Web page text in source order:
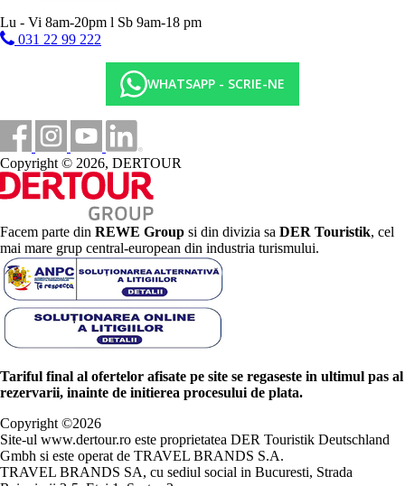
Lu - Vi 8am-20pm l Sb 9am-18 pm
031 22 99 222
WHATSAPP - SCRIE-NE
Copyright © 2026, DERTOUR
Facem parte din REWE Group si din divizia sa DER Touristik, cel
mai mare grup central-european din industria turismului.
Tariful final al ofertelor afisate pe site se regaseste in ultimul pas al
rezervarii, inainte de initierea procesului de plata.
Copyright ©2026
Site-ul www.dertour.ro este proprietatea DER Touristik Deutschland
Gmbh si este operat de TRAVEL BRANDS S.A.
TRAVEL BRANDS SA, cu sediul social in Bucuresti, Strada